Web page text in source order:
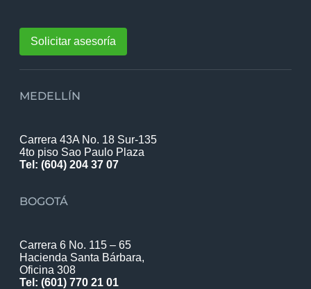
Solicitar asesoría
MEDELLÍN
Carrera 43A No. 18 Sur-135
4to piso Sao Paulo Plaza
Tel: (604) 204 37 07
BOGOTÁ
Carrera 6 No. 115 – 65
Hacienda Santa Bárbara,
Oficina 308
Tel: (601) 770 21 01